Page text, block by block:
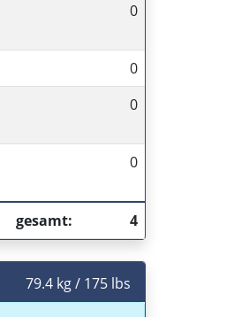
0
0
0
0
gesamt: 4
79.4 kg / 175 lbs